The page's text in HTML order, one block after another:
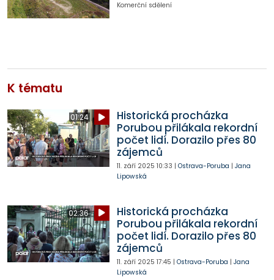
Komerční sdělení
K tématu
01:24
Historická procházka
Porubou přilákala rekordní
počet lidí. Dorazilo přes 80
zájemců
11. září 2025 10:33 | Ostrava-Poruba | Jana
Lipowská
02:36
Historická procházka
Porubou přilákala rekordní
počet lidí. Dorazilo přes 80
zájemců
11. září 2025 17:45 | Ostrava-Poruba | Jana
Lipowská